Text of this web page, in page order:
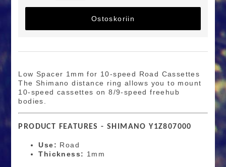
Ostoskoriin
Low Spacer 1mm for 10-speed Road Cassettes
The Shimano distance ring allows you to mount
10-speed cassettes on 8/9-speed freehub
bodies.
PRODUCT FEATURES - SHIMANO Y1Z807000
Use: Road
Thickness: 1mm